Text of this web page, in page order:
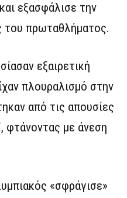
εξασφάλισε την
του πρωταθλήματος.
εξαιρετική
πλουραλισμό στην
από τις απουσίες
φτάνοντας με άνεση
«σφράγισε»